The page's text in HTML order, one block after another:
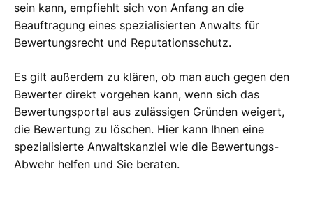
sein kann, empfiehlt sich von Anfang an die
Beauftragung eines spezialisierten Anwalts für
Bewertungsrecht und Reputationsschutz.
Es gilt außerdem zu klären, ob man auch gegen den
Bewerter direkt vorgehen kann, wenn sich das
Bewertungsportal aus zulässigen Gründen weigert,
die Bewertung zu löschen. Hier kann Ihnen eine
spezialisierte Anwaltskanzlei wie die Bewertungs-
Abwehr helfen und Sie beraten.